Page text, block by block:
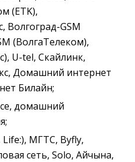
(ETK),
Волгоград-GSM
(ВолгаТелеком),
U-tel, Скайлинк,
Домашний интернет
Билайн;
домашний
МГТС, Byfly,
сеть, Solo, Айчына,